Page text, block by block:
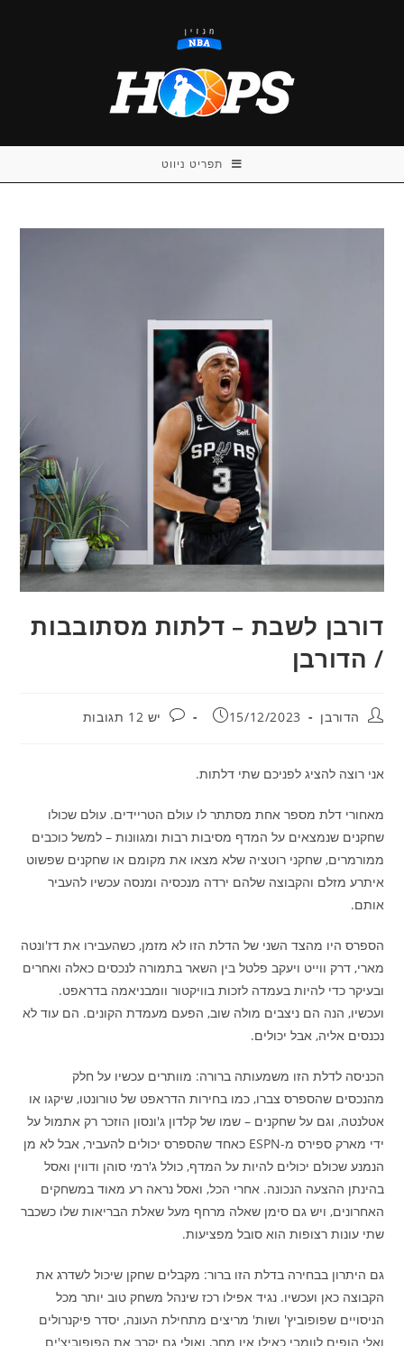
תפריט ניווט
דורבן לשבת – דלתות מסתובבות
/ הדורבן
מחבר:הדורבן פורסם:
15/12/2023 תגובות:
יש 12 תגובות
אני רוצה להציג לפניכם שתי דלתות.
מאחורי דלת מספר אחת מסתתר לו עולם הטריידים. עולם שכולו
שחקנים שנמצאים על המדף מסיבות רבות ומגוונות – למשל כוכבים
ממורמרים, שחקני רוטציה שלא מצאו את מקומם או שחקנים שפשוט
איתרע מזלם והקבוצה שלהם ירדה מנכסיה ומנסה עכשיו להעביר
אותם.
הספרס היו מהצד השני של הדלת הזו לא מזמן, כשהעבירו את דז'ונטה
מארי, דרק ווייט ויעקב פלטל בין השאר בתמורה לנכסים כאלה ואחרים
ובעיקר כדי להיות בעמדה לזכות בוויקטור וומבניאמה בדראפט.
ועכשיו, הנה הם ניצבים מולה שוב, הפעם מעמדת הקונים. הם עוד לא
נכנסים אליה, אבל יכולים.
הכניסה לדלת הזו משמעותה ברורה: מוותרים עכשיו על חלק
מהנכסים שהספרס צברו, כמו בחירות הדראפט של טורונטו, שיקגו או
אטלנטה, וגם על שחקנים – שמו של קלדון ג'ונסון הוזכר רק אתמול על
ידי מארק ספירס מ-ESPN כאחד שהספרס יכולים להעביר, אבל לא מן
הנמנע שכולם יכולים להיות על המדף, כולל ג'רמי סוהן ודווין ואסל
בהינתן ההצעה הנכונה. אחרי הכל, ואסל נראה רע מאוד במשחקים
האחרונים, ויש גם סימן שאלה מרחף מעל שאלת הבריאות שלו כשכבר
שתי עונות רצופות הוא סובל מפציעות.
גם היתרון בבחירה בדלת הזו ברור: מקבלים שחקן שיכול לשדרג את
הקבוצה כאן ועכשיו. נגיד אפילו רכז שינהל משחק טוב יותר מכל
הניסויים שפופוביץ' ושות' מריצים מתחילת העונה, יסדר פיקנרולים
ואלי הופים לוומבי כאילו אין מחר, ואולי גם יקרב את הפופוביצ'ים